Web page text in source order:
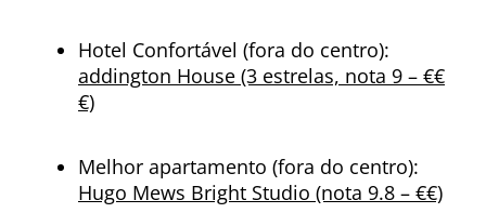
Hotel Confortável (fora do centro):
addington House (3 estrelas, nota 9 – €€
€)
Melhor apartamento (fora do centro):
Hugo Mews Bright Studio (nota 9.8 – €€)